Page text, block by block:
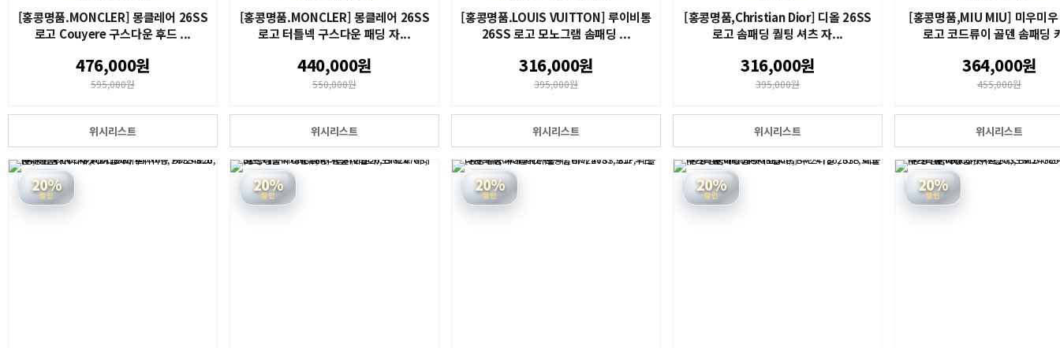
[홍콩명품.MONCLER] 몽클레어 26SS
로고 Couyere 구스다운 후드 ...
476,000원
595,000원
위시리스트
[홍콩명품.MONCLER] 몽클레어 26SS
로고 터틀넥 구스다운 패딩 자...
440,000원
550,000원
위시리스트
[홍콩명품.LOUIS VUITTON] 루이비통
26SS 로고 모노그램 솜패딩 ...
316,000원
395,000원
위시리스트
[홍콩명품,Christian Dior] 디올 26SS
로고 솜패딩 퀄팅 셔츠 자...
316,000원
395,000원
위시리스트
[홍콩명품,MIU MIU] 미우미
로고 코드류이 골덴 솜패딩
364,000원
455,000원
위시리스트
20%
할인
20%
할인
20%
할인
20%
할인
20%
할인